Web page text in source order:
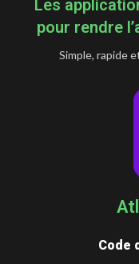
Les
pour rendre
Simple, rapide
Code